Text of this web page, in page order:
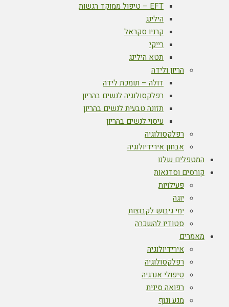
EFT – טיפול ממוקד רגשות
הילינג
קרניו סקראל
רייקי
תטא הילינג
הריון ולידה
דולה – תומכת לידה
רפלקסולוגיה לנשים בהריון
תזונה טבעית לנשים בהריון
עיסוי לנשים בהריון
רפלקסולוגיה
אבחון אירידיולוגיה
המטפלים שלנו
קורסים וסדנאות
פעילויות
יוגה
ימי גיבוש לקבוצות
סטודיו להשכרה
מאמרים
אירידיולוגיה
רפלקסולוגיה
טיפולי אנרגיה
רפואה סינית
מגע וגוף